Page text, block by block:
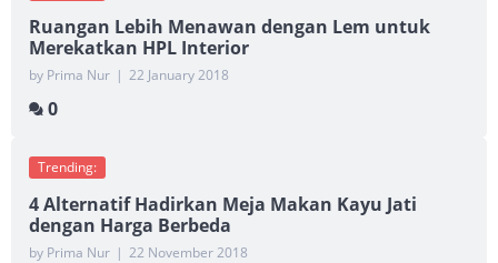
Ruangan Lebih Menawan dengan Lem untuk
Merekatkan HPL Interior
by Prima Nur | 22 January 2018
0
Trending:
4 Alternatif Hadirkan Meja Makan Kayu Jati
dengan Harga Berbeda
by Prima Nur | 22 November 2018